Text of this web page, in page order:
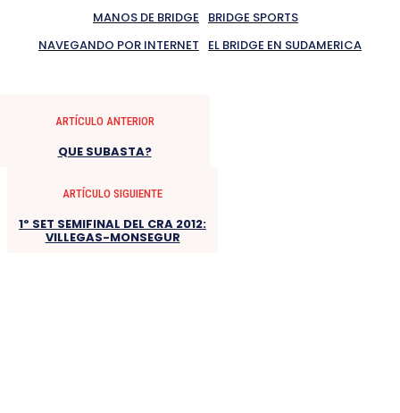
MANOS DE BRIDGE
BRIDGE SPORTS
NAVEGANDO POR INTERNET
EL BRIDGE EN SUDAMERICA
ARTÍCULO ANTERIOR
QUE SUBASTA?
ARTÍCULO SIGUIENTE
1º SET SEMIFINAL DEL CRA 2012:
VILLEGAS-MONSEGUR